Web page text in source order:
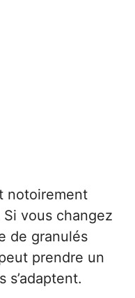
notoirement
vous changez
de granulés
prendre un
s’adaptent.